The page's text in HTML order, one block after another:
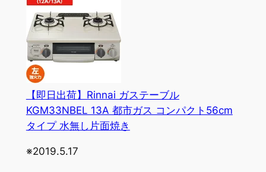
【即日出荷】Rinnai ガステーブル
KGM33NBEL 13A 都市ガス コンパクト56cm
タイプ 水無し片面焼き
※2019.5.17